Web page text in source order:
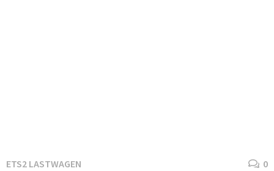
ETS2 LASTWAGEN 0